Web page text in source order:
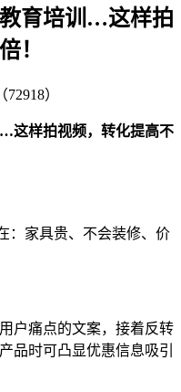
育培训…这样拍
！
72918）
：家具贵、不会装修、价
户痛点的文案，接着反转
品时可凸显优惠信息吸引